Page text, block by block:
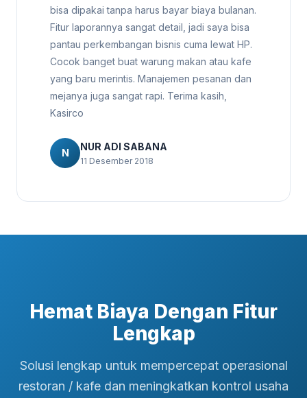
bisa dipakai tanpa harus bayar biaya bulanan.
Fitur laporannya sangat detail, jadi saya bisa
pantau perkembangan bisnis cuma lewat HP.
Cocok banget buat warung makan atau kafe
yang baru merintis. Manajemen pesanan dan
mejanya juga sangat rapi. Terima kasih,
Kasirco
N
NUR ADI SABANA
11 Desember 2018
Hemat Biaya Dengan Fitur
Lengkap
Solusi lengkap untuk mempercepat operasional
restoran / kafe dan meningkatkan kontrol usaha